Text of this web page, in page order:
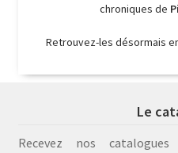
chroniques de
Retrouvez-les désormais
Le
Recevez nos